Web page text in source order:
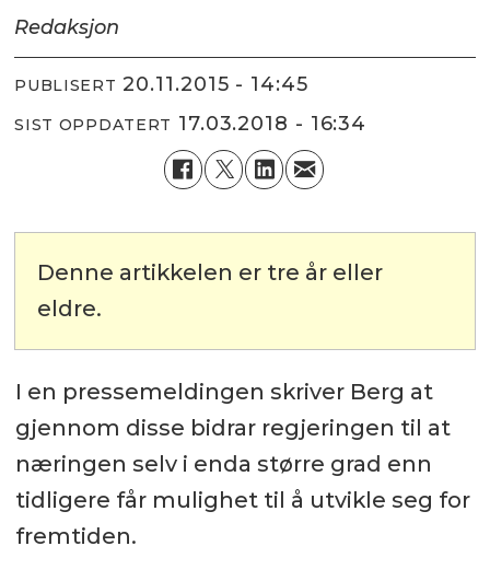
Redaksjon
PUBLISERT 20.11.2015 - 14:45
SIST OPPDATERT 17.03.2018 - 16:34
Denne artikkelen er tre år eller
eldre.
I en pressemeldingen skriver Berg at
gjennom disse bidrar regjeringen til at
næringen selv i enda større grad enn
tidligere får mulighet til å utvikle seg for
fremtiden.